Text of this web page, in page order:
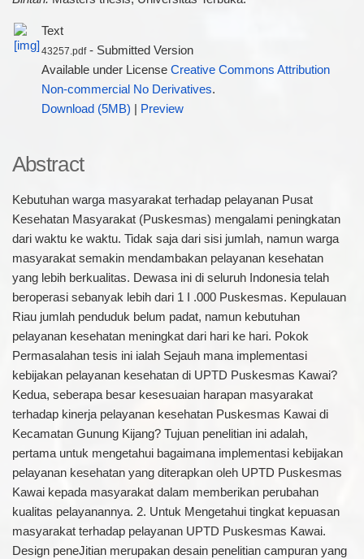
Text
43257.pdf- Submitted Version
Available under License Creative Commons Attribution
Non-commercial No Derivatives.
Download (5MB)
Preview
Abstract
Kebutuhan warga masyarakat terhadap pelayanan Pusat
Kesehatan Masyarakat (Puskesmas) mengalami peningkatan
dari waktu ke waktu. Tidak saja dari sisi jumlah, namun warga
masyarakat semakin mendambakan pelayanan kesehatan
yang lebih berkualitas. Dewasa ini di seluruh Indonesia telah
beroperasi sebanyak lebih dari 1 I .000 Puskesmas. Kepulauan
Riau jumlah penduduk belum padat, namun kebutuhan
pelayanan kesehatan meningkat dari hari ke hari. Pokok
Permasalahan tesis ini ialah Sejauh mana implementasi
kebijakan pelayanan kesehatan di UPTD Puskesmas Kawai?
Kedua, seberapa besar kesesuaian harapan masyarakat
terhadap kinerja pelayanan kesehatan Puskesmas Kawai di
Kecamatan Gunung Kijang? Tujuan penelitian ini adalah,
pertama untuk mengetahui bagaimana implementasi kebijakan
pelayanan kesehatan yang diterapkan oleh UPTD Puskesmas
Kawai kepada masyarakat dalam memberikan perubahan
kualitas pelayanannya. 2. Untuk Mengetahui tingkat kepuasan
masyarakat terhadap pelayanan UPTD Puskesmas Kawai.
Design peneJitian merupakan desain penelitian campuran yang